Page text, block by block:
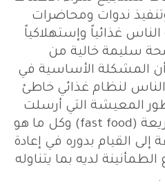
ندوات ومحاضرات
غذائياً وإستهلاكياً
سليمة خالية من
المشكلة الأساسية في
لنظام غذائي خاطئ
المعيشة التي أرسلت
ما يسمى بالوجبات السريعة (fast food) وكل ما هو
القيام بدوره في إعادة
لديه بما يتناوله
.